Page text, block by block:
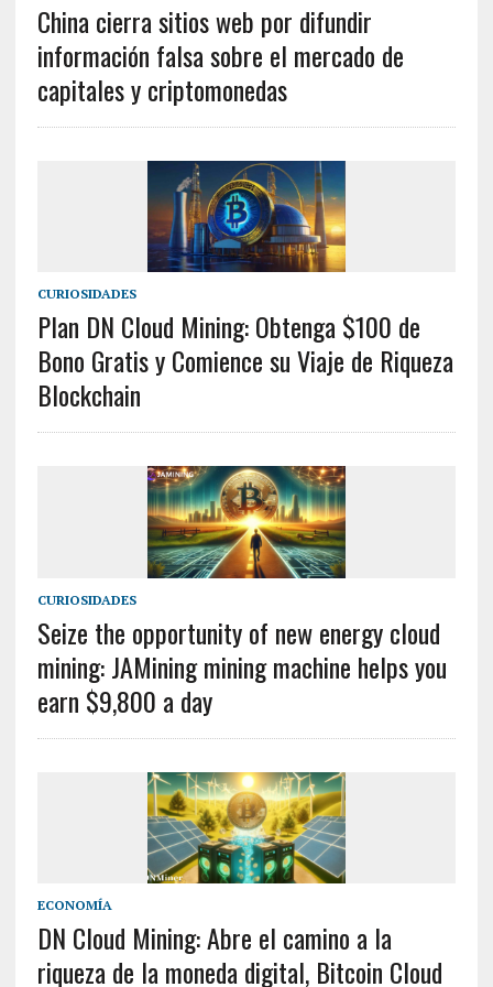
China cierra sitios web por difundir
información falsa sobre el mercado de
capitales y criptomonedas
CURIOSIDADES
Plan DN Cloud Mining: Obtenga $100 de
Bono Gratis y Comience su Viaje de Riqueza
Blockchain
CURIOSIDADES
Seize the opportunity of new energy cloud
mining: JAMining mining machine helps you
earn $9,800 a day
ECONOMÍA
DN Cloud Mining: Abre el camino a la
riqueza de la moneda digital, Bitcoin Cloud